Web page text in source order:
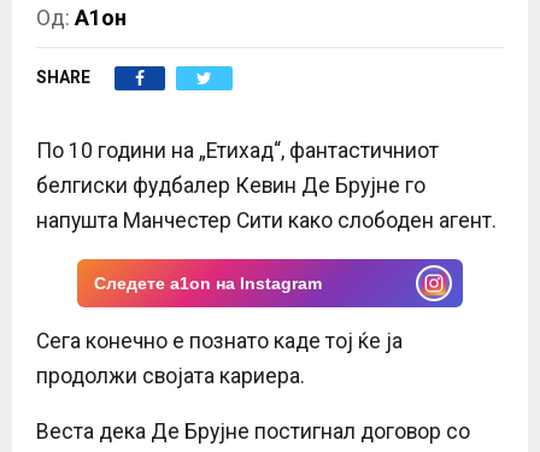
M
E
N
U
Од:А1он
SHARE
По 10 години на „Етихад“, фантастичниот
белгиски фудбалер Кевин Де Брујне го
напушта Манчестер Сити како слободен агент.
Следете a1on на Instagram
Сега конечно е познато каде тој ќе ја
продолжи својата кариера.
Веста дека Де Брујне постигнал договор со